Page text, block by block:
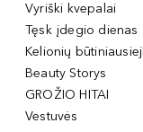
Vyriški kvepalai
Tęsk įdegio dienas
Kelionių
Beauty Storys
GROŽIO HITAI
Vestuvės